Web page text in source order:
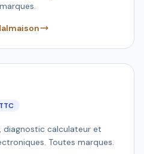
calculateur et
Toutes marques.